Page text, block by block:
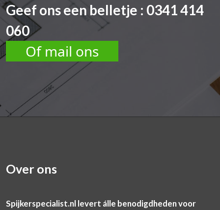
Geef ons een belletje : 0341 414
060
Of mail ons
Over ons
Spijkerspecialist.nl levert álle benodigdheden voor